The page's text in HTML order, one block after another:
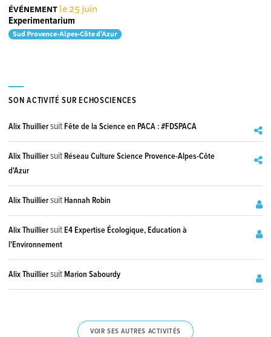
ÉVÉNEMENT le 25 juin
Experimentarium
Sud Provence-Alpes-Côte d'Azur
SON ACTIVITÉ SUR ECHOSCIENCES
Alix ThuilliersuitFête de la Science en PACA : #FDSPACA
Alix ThuilliersuitRéseau Culture Science Provence-Alpes-Côte
d'Azur
Alix ThuilliersuitHannah Robin
Alix ThuilliersuitE4 Expertise Écologique, Education à
l'Environnement
Alix ThuilliersuitMarion Sabourdy
VOIR SES AUTRES ACTIVITÉS